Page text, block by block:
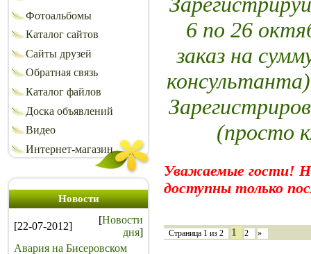
Фотоальбомы
Каталог сайтов
Сайты друзей
Обратная связь
Каталог файлов
Доска объявлений
Видео
Интернет-магазин
Новости
[22-07-2012]
[Новости
дня]
Авария на Бисеровском
6 по 26
заказ на
(просто
Уважаемые гости!
доступны только
Страница 1 из 2 1 2 »